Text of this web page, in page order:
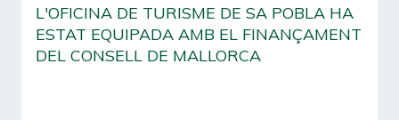
L'OFICINA DE TURISME DE SA POBLA HA
ESTAT EQUIPADA AMB EL FINANÇAMENT
DEL CONSELL DE MALLORCA